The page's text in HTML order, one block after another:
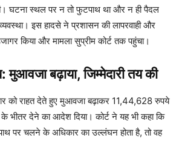
घटना स्थल पर न तो फुटपाथ था और न ही पैदल
इस हादसे ने प्रशासन की लापरवाही और
किया और मामला सुप्रीम कोर्ट तक पहुंचा।
बढ़ाया, जिम्मेदारी तय की
को राहत देते हुए मुआवजा बढ़ाकर 11,44,628 रुपये
भीतर देने का आदेश दिया। कोर्ट ने यह भी कहा कि
पर चलने के अधिकार का उल्लंघन होता है, तो वह